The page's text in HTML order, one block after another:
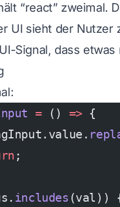
“react” zweimal.
UI sieht der Nutzer
Signal, dass
= () => {
;
includes (val))